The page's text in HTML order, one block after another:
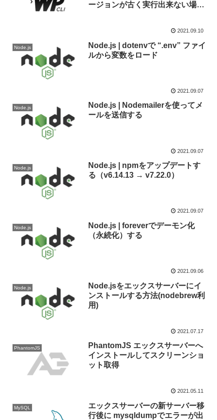
ージョンが古く実行出来ない場合
2021.09.10
Node.js
Node.js | dotenvで “.env” ファイ
ルから変数をロード
2021.09.07
Node.js
Node.js | Nodemailerを使ってメ
ールを送信する
2021.09.07
Node.js
Node.js | npmをアップデートす
る（v6.14.13 → v7.22.0）
2021.09.07
Node.js
Node.js | foreverでデーモン化
（永続化）する
2021.09.06
Node.js
Node.jsをエックスサーバーにイ
ンストールする方法(nodebrew利
用)
2021.07.17
PhantomJS
PhantomJS エックスサーバーへ
インストールしてスクリーンショ
ット取得
2021.05.11
MySQL
エックスサーバーの新サーバー移
行後に mysqldumpでエラーが出